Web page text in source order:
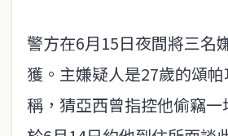
警方在6月15日夜間將三名
獲。主嫌疑人是27歲的頌
稱，猜亞西曾指控他偷竊